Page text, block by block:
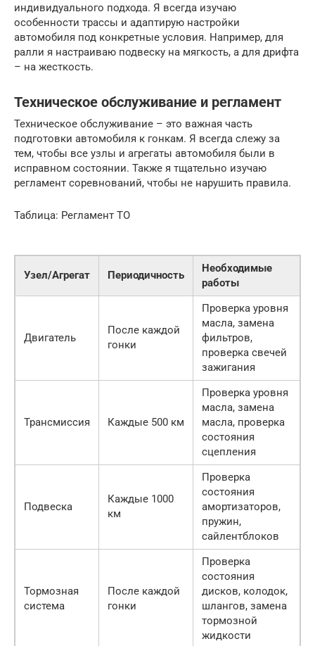
индивидуального подхода. Я всегда изучаю
особенности трассы и адаптирую настройки
автомобиля под конкретные условия. Например, для
ралли я настраиваю подвеску на мягкость, а для дрифта
– на жесткость.
Техническое обслуживание и регламент
Техническое обслуживание – это важная часть
подготовки автомобиля к гонкам. Я всегда слежу за
тем, чтобы все узлы и агрегаты автомобиля были в
исправном состоянии. Также я тщательно изучаю
регламент соревнований, чтобы не нарушить правила.
Таблица: Регламент ТО
Узел/Агрегат Периодичность
Необходимые
работы
Двигатель
После каждой
гонки
Проверка уровня
масла, замена
фильтров,
проверка свечей
зажигания
Трансмиссия Каждые 500 км
Проверка уровня
масла, замена
масла, проверка
состояния
сцепления
Подвеска
Каждые 1000
км
Проверка
состояния
амортизаторов,
пружин,
сайлентблоков
Тормозная
система
После каждой
гонки
Проверка
состояния
дисков, колодок,
шлангов, замена
тормозной
жидкости